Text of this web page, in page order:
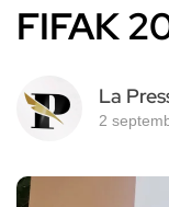
FIFAK
La
2